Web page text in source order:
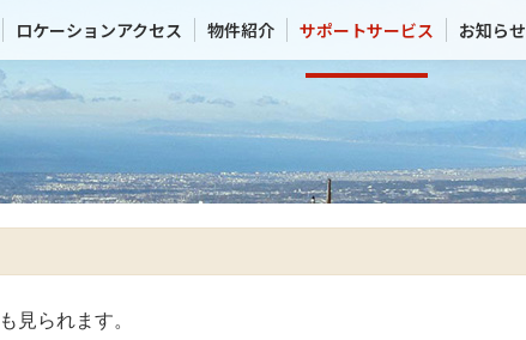
ロケーションアクセス 物件紹介 サポートサービス お知らせ
見られます。